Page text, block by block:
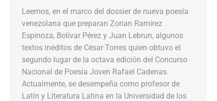
Leemos, en el marco del dossier de nueva poesía
venezolana que preparan Zorian Ramírez
Espinoza, Bolívar Pérez y Juan Lebrun, algunos
textos inéditos de César Torres quien obtuvo el
segundo lugar de la octava edición del Concurso
Nacional de Poesía Joven Rafael Cadenas.
Actualmente, se desempeña como profesor de
Latín y Literatura Latina en la Universidad de los